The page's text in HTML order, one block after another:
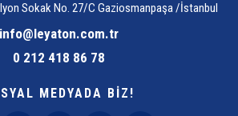
Sokak No. 27/C Gaziosmanpaşa /İstanbul
info@leyaton.com.tr
0 212 418 86 78
MEDYADA BİZ!